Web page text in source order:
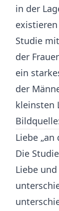
in der
Studie
der
ein
der
kleinsten
Liebe
Die
Liebe